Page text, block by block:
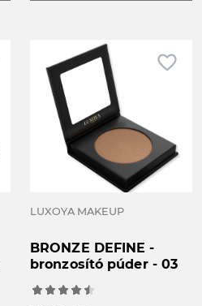
favorite_border
LUXOYA MAKEUP
BRONZE DEFINE -
bronzosító púder - 03